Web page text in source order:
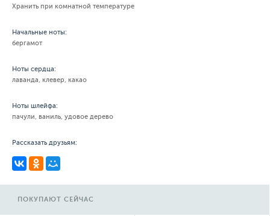
Хранить при комнатной температуре
Начальные ноты:
бергамот
Ноты сердца:
лаванда, клевер, какао
Ноты шлейфа:
пачули, ваниль, удовое дерево
Рассказать друзьям:
ПОКУПАЮТ СЕЙЧАС